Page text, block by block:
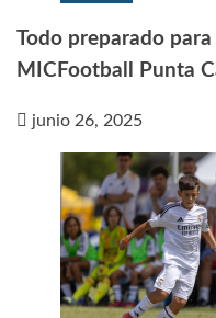
Todo preparado
MICFootball Punta
junio 26, 2025